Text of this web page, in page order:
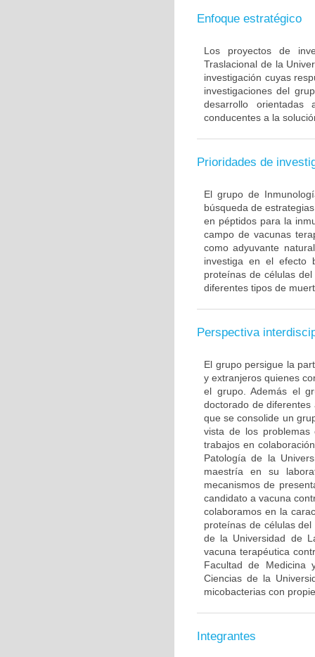
Enfoque estratégico
Los proyectos de
Traslacional de la
investigación cuyas
investigaciones del
desarrollo
conducentes a la
Prioridades de
El grupo de
búsqueda de
en péptidos para la
campo de vacunas
como adyuvante
investiga en el efecto
proteínas de células
diferentes tipos de
Perspectiva
El grupo persigue la
y extranjeros quienes
el grupo. Además el
doctorado de
que se consolide un
vista de los problemas
trabajos en
Patología de la
maestría en su
mecanismos de
candidato a vacuna
colaboramos en la
proteínas de células
de la Universidad de
vacuna terapéutica
Facultad de Medicina
Ciencias de la
micobacterias con
Integrantes